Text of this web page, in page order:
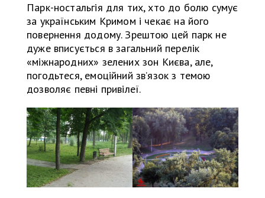
Парк-ностальгія для тих, хто до болю сумує
за українським Кримом і чекає на його
повернення додому. Зрештою цей парк не
дуже вписується в загальний перелік
«міжнародних» зелених зон Києва, але,
погодьтеся, емоційний зв’язок з темою
дозволяє певні привілеї.